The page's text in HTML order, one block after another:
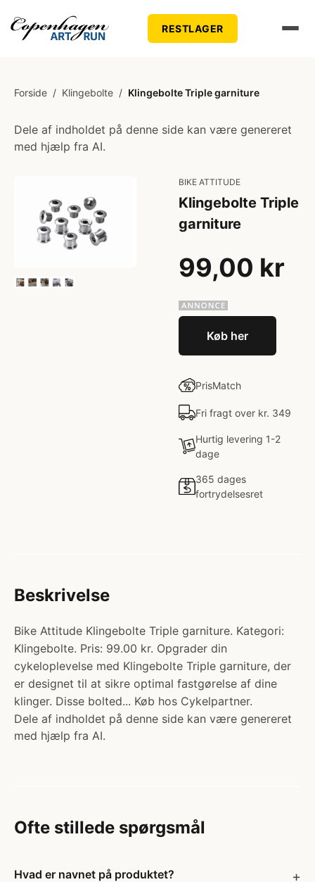
RESTLAGER
Forside / Klingebolte / Klingebolte Triple garniture
Dele af indholdet på denne side kan være genereret
med hjælp fra AI.
BIKE ATTITUDE
Klingebolte Triple
garniture
99,00 kr
Køb her
PrisMatch
Fri fragt over kr. 349
Hurtig levering 1-2
dage
365 dages
fortrydelsesret
Beskrivelse
Bike Attitude Klingebolte Triple garniture. Kategori:
Klingebolte. Pris: 99.00 kr. Opgrader din
cykeloplevelse med Klingebolte Triple garniture, der
er designet til at sikre optimal fastgørelse af dine
klinger. Disse bolted... Køb hos Cykelpartner.
Dele af indholdet på denne side kan være genereret
med hjælp fra AI.
Ofte stillede spørgsmål
Hvad er navnet på produktet?